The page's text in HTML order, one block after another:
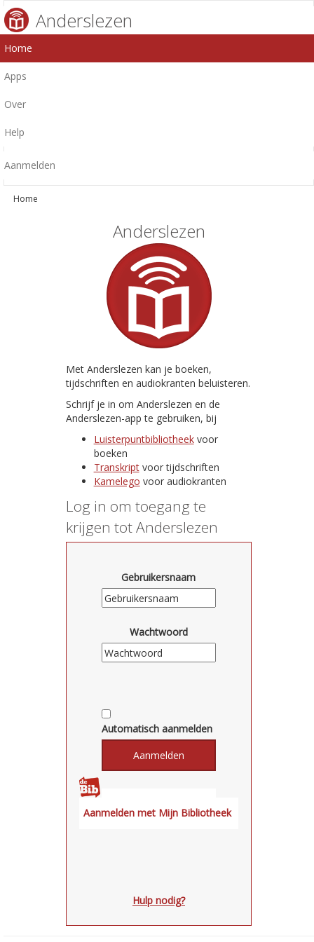
Anderslezen
Home
Apps
Over
Help
Aanmelden
Home
Anderslezen
Met Anderslezen kan je boeken,
tijdschriften en audiokranten beluisteren.
Schrijf je in om Anderslezen en de
Anderslezen-app te gebruiken, bij
Luisterpuntbibliotheekvoor
boeken
Transkriptvoor tijdschriften
Kamelego voor audiokranten
Log in om toegang te
krijgen tot Anderslezen
Gebruikersnaam
Wachtwoord
Automatisch aanmelden
Hulp nodig?